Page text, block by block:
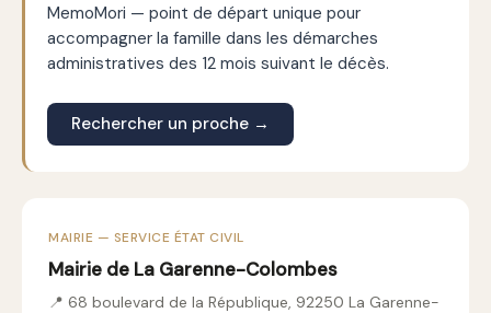
MemoMori — point de départ unique pour
accompagner la famille dans les démarches
administratives des 12 mois suivant le décès.
Rechercher un proche →
MAIRIE — SERVICE ÉTAT CIVIL
Mairie de La Garenne-Colombes
📍 68 boulevard de la République, 92250 La Garenne-